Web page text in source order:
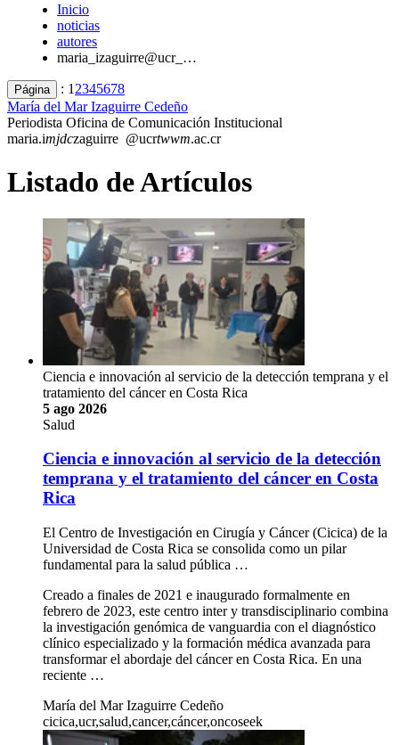
Inicio
noticias
autores
maria_izaguirre@ucr_…
Página : 1 2345678
María del Mar Izaguirre Cedeño
Periodista Oficina de Comunicación Institucional
maria.imjdczaguirre @ucrtwwm.ac.cr
Listado de Artículos
Ciencia e innovación al servicio de la detección temprana y el
tratamiento del cáncer en Costa Rica
5 ago 2026
Salud
Ciencia e innovación al servicio de la detección
temprana y el tratamiento del cáncer en Costa
Rica
El Centro de Investigación en Cirugía y Cáncer (Cicica) de la
Universidad de Costa Rica se consolida como un pilar
fundamental para la salud pública …
Creado a finales de 2021 e inaugurado formalmente en
febrero de 2023, este centro inter y transdisciplinario combina
la investigación genómica de vanguardia con el diagnóstico
clínico especializado y la formación médica avanzada para
transformar el abordaje del cáncer en Costa Rica. En una
reciente …
María del Mar Izaguirre Cedeño
cicica,ucr,salud,cancer,cáncer,oncoseek